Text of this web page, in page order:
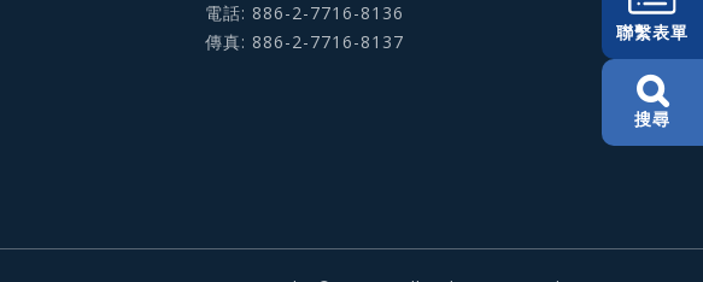
電話: 886-2-7716-8136
傳真: 886-2-7716-8137
聯繫表單
搜尋